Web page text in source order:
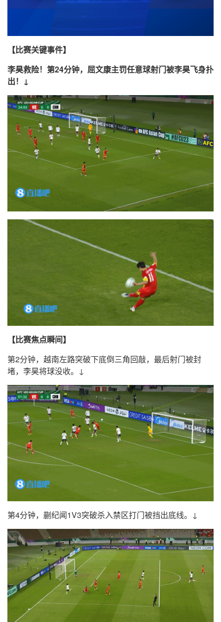
【比赛关键事件】
李昊救险！第24分钟，屈文康主罚任意球射门被李昊飞身扑
出！↓
【比赛焦点瞬间】
第2分钟，越南左路突破下底倒三角回敲，最后射门被封
堵，李昊将球没收。↓
第4分钟，蒯纪闻1V3突破杀入禁区打门被挡出底线。↓